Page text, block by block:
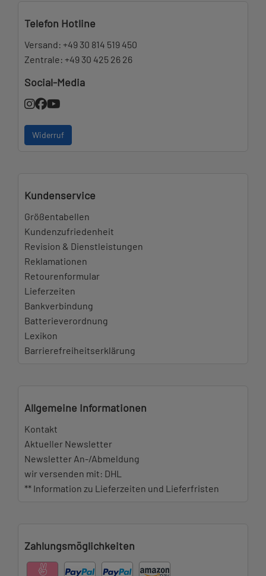
Telefon Hotline
Versand: +49 30 814 519 450
Zentrale: +49 30 425 26 26
Social-Media
Widerruf
Kundenservice
Größentabellen
Kundenzufriedenheit
Revision & Dienstleistungen
Reklamationen
Retourenformular
Lieferzeiten
Bankverbindung
Batterieverordnung
Lexikon
Barrierefreiheitserklärung
Allgemeine Informationen
Kontakt
Aktueller Newsletter
Newsletter An-/Abmeldung
wir versenden mit: DHL
** Information zu Lieferzeiten und Lieferfristen
Zahlungsmöglichkeiten